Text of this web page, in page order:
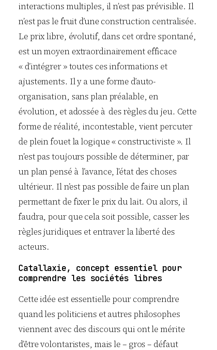
interactions multiples, il n’est pas prévisible. Il
n’est pas le fruit d’une construction centralisée.
Le prix libre, évolutif, dans cet ordre spontané,
est un moyen extraordinairement efficace
« d’intégrer » toutes ces informations et
ajustements. Il y a une forme d’auto-
organisation, sans plan préalable, en
évolution, et adossée à des règles du jeu. Cette
forme de réalité, incontestable, vient percuter
de plein fouet la logique « constructiviste ». Il
n’est pas toujours possible de déterminer, par
un plan pensé à l’avance, l’état des choses
ultérieur. Il n’est pas possible de faire un plan
permettant de fixer le prix du lait. Ou alors, il
faudra, pour que cela soit possible, casser les
règles juridiques et entraver la liberté des
acteurs.
Catallaxie, concept essentiel pour
comprendre les sociétés libres
Cette idée est essentielle pour comprendre
quand les politiciens et autres philosophes
viennent avec des discours qui ont le mérite
d’être volontaristes, mais le – gros – défaut